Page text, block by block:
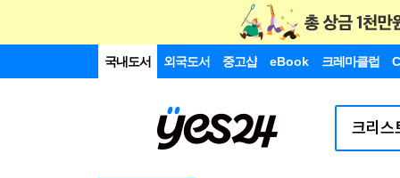
국내도서 외국도서 중고샵 eBook 크레마클럽